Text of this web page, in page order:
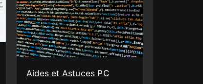
Aides et Astuces PC